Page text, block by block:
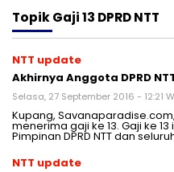
TopikGaji 13 DPRD NTT
NTT update
Akhirnya Anggota DPRD
Selasa, 27 September 2016 - 12:21
Kupang,
menerima gaji ke 13. Gaji ke
Pimpinan DPRD NTT dan
NTT update